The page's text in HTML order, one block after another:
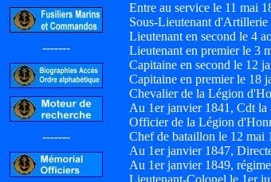
-------
-------
Entre au service le 11 mai
Sous-Lieutenant
Lieutenant en second le 4
Lieutenant en premier le 3
Capitaine en second le 12
Capitaine en premier le 18
Chevalier de la Légion
Au 1er janvier 1841, Cdt
Officier de la Légion
Chef de bataillon le 12 mai
Au 1er janvier 1847,
Au 1er janvier 1849,
Lieutenant-Colonel le 1er